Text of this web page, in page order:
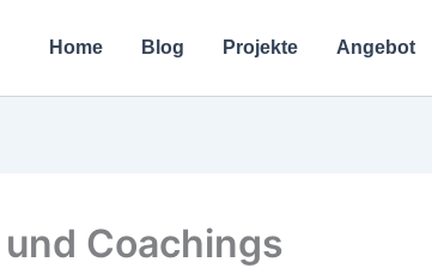
Home Blog Projekte Angebot
Coachings